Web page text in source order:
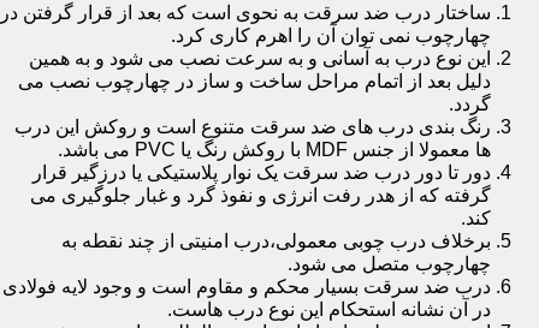
ساختار درب ضد سرقت به نحوی است که بعد از قرار گرفتن در
چهارچوب نمی توان آن را اهرم کاری کرد.
این نوع درب به آسانی و به سرعت نصب می شود و به همین
دلیل بعد از اتمام مراحل ساخت و ساز در چهارچوب نصب می
گردد.
رنگ بندی درب های ضد سرقت متنوع است و روکش این درب
ها معمولا از جنس MDF با روکش رنگ یا PVC می باشد.
دور تا دور درب ضد سرقت یک نوار پلاستیکی یا درزگیر قرار
گرفته که از هدر رفت انرژی و نفوذ گرد و غبار جلوگیری می
کند.
برخلاف درب چوبی معمولی،درب امنیتی از چند نقطه به
چهارچوب متصل می شود.
درب ضد سرقت بسیار محکم و مقاوم است و وجود لایه فولادی
در آن نشانه استحکام این نوع درب هاست.